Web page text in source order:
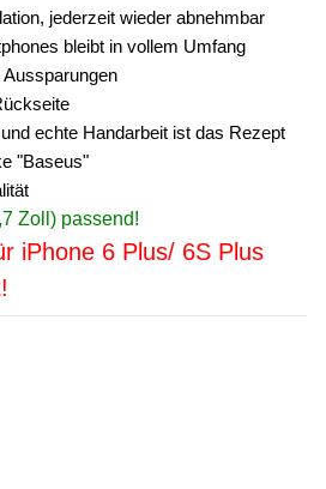
jederzeit wieder abnehmbar
bleibt in vollem Umfang
echte Handarbeit ist das Rezept
"Baseus"
Zoll) passend!
iPhone 6 Plus/ 6S Plus